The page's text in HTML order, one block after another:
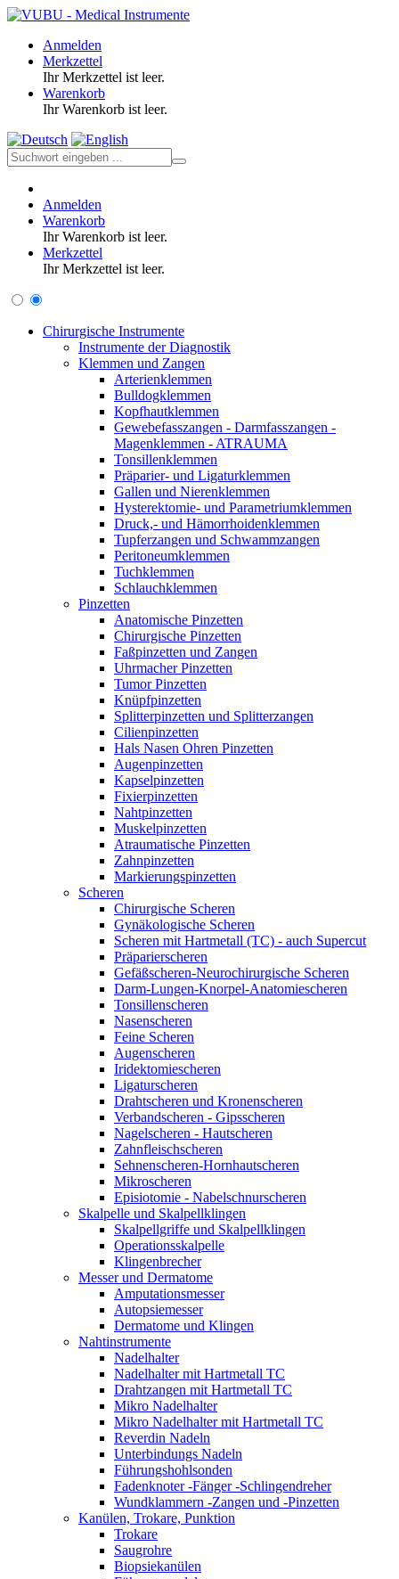
Anmelden
Merkzettel
Ihr Merkzettel ist leer.
Warenkorb
Ihr Warenkorb ist leer.
Anmelden
Warenkorb
Ihr Warenkorb ist leer.
Merkzettel
Ihr Merkzettel ist leer.
Chirurgische Instrumente
Instrumente der Diagnostik
Klemmen und Zangen
Arterienklemmen
Bulldogklemmen
Kopfhautklemmen
Gewebefasszangen - Darmfasszangen -
Magenklemmen - ATRAUMA
Tonsillenklemmen
Präparier- und Ligaturklemmen
Gallen und Nierenklemmen
Hysterektomie- und Parametriumklemmen
Druck,- und Hämorrhoidenklemmen
Tupferzangen und Schwammzangen
Peritoneumklemmen
Tuchklemmen
Schlauchklemmen
Pinzetten
Anatomische Pinzetten
Chirurgische Pinzetten
Faßpinzetten und Zangen
Uhrmacher Pinzetten
Tumor Pinzetten
Knüpfpinzetten
Splitterpinzetten und Splitterzangen
Cilienpinzetten
Hals Nasen Ohren Pinzetten
Augenpinzetten
Kapselpinzetten
Fixierpinzetten
Nahtpinzetten
Muskelpinzetten
Atraumatische Pinzetten
Zahnpinzetten
Markierungspinzetten
Scheren
Chirurgische Scheren
Gynäkologische Scheren
Scheren mit Hartmetall (TC) - auch Supercut
Präparierscheren
Gefäßscheren-Neurochirurgische Scheren
Darm-Lungen-Knorpel-Anatomiescheren
Tonsillenscheren
Nasenscheren
Feine Scheren
Augenscheren
Iridektomiescheren
Ligaturscheren
Drahtscheren und Kronenscheren
Verbandscheren - Gipsscheren
Nagelscheren - Hautscheren
Zahnfleischscheren
Sehnenscheren-Hornhautscheren
Mikroscheren
Episiotomie - Nabelschnurscheren
Skalpelle und Skalpellklingen
Skalpellgriffe und Skalpellklingen
Operationsskalpelle
Klingenbrecher
Messer und Dermatome
Amputationsmesser
Autopsiemesser
Dermatome und Klingen
Nahtinstrumente
Nadelhalter
Nadelhalter mit Hartmetall TC
Drahtzangen mit Hartmetall TC
Mikro Nadelhalter
Mikro Nadelhalter mit Hartmetall TC
Reverdin Nadeln
Unterbindungs Nadeln
Führungshohlsonden
Fadenknoter -Fänger -Schlingendreher
Wundklammern -Zangen und -Pinzetten
Kanülen, Trokare, Punktion
Trokare
Saugrohre
Biopsiekanülen